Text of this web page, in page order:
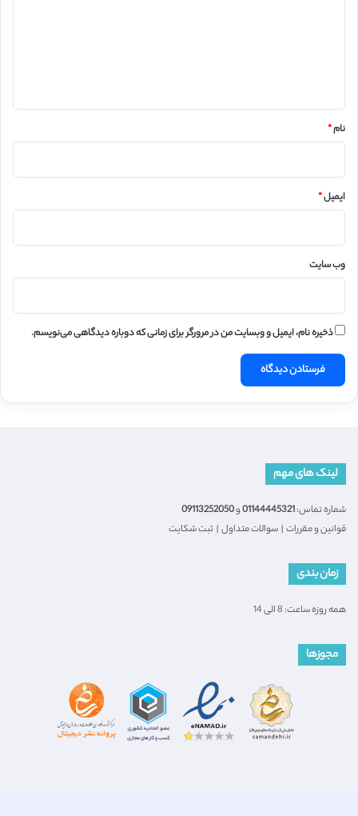
نام*
ایمیل*
وب‌ سایت
ذخیره نام، ایمیل و وبسایت من در مرورگر برای زمانی که دوباره دیدگاهی می‌نویسم.
لینک های مهم
شماره تماس:01144445321و09113252050
قوانین و مقررات | سوالات متداول | ثبت شکایت
زمان بندی
همه روزه ساعت: 8 الی 14
مجوزها